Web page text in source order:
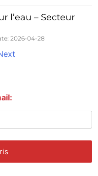
l’eau – Secteur
2026-04-28